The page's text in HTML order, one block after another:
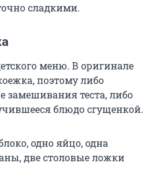
сладкими.
меню. В оригинале
поэтому либо
замешивания теста, либо
блюдо сгущенкой.
одно яйцо, одна
две столовые ложки